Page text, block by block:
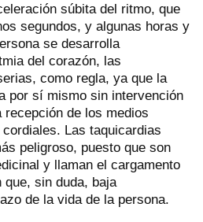
súbita del ritmo, que
segundos, y algunas horas y
se desarrolla
del corazón, las
como regla, ya que la
por sí mismo sin intervención
de los medios
Las taquicardias
peligroso, puesto que son
y llaman el cargamento
sin duda, baja
de la vida de la persona.